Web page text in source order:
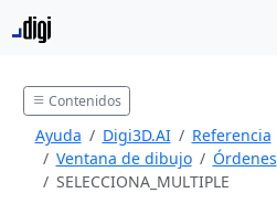
Contenidos
Ayuda Digi3D.AI Referencia
Ventana de dibujo
Órdenes
SELECCIONA_MULTIPLE